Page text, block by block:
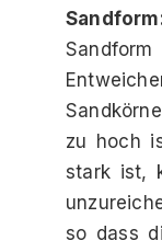
zu hoch
stark ist,
so dass